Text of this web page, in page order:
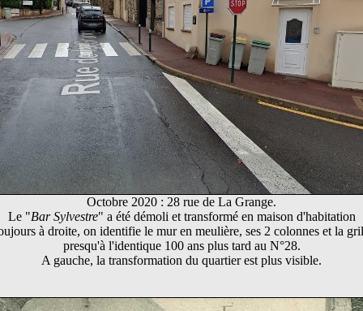
Octobre 2020 : 28 rue de La Grange.
Le "Bar Sylvestre" a été démoli et transformé en maison d'habitation
à droite, on identifie le mur en meulière, ses 2 colonnes et la
presqu'à l'identique 100 ans plus tard au N°28.
A gauche, la transformation du quartier est plus visible.